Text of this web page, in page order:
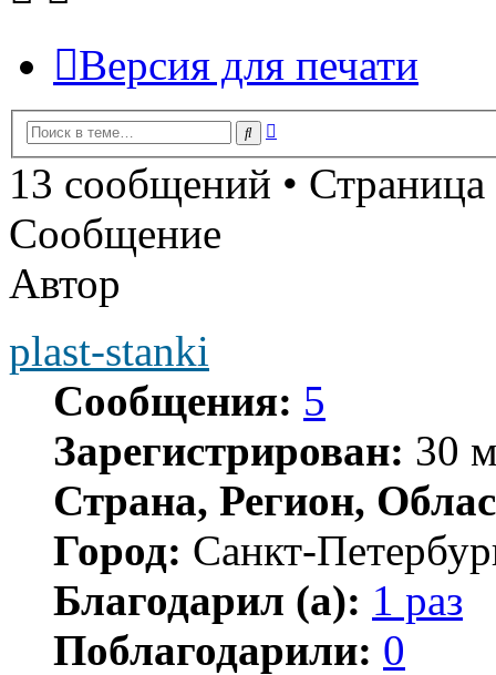
Версия для печати
Поиск
13 сообщений • Страница
Сообщение
Автор
plast-stanki
Сообщения: 5
Зарегистрирован: 30
Страна, Регион,
Город: Санкт-
Благодарил (а): 1 раз
Поблагодарили: 0